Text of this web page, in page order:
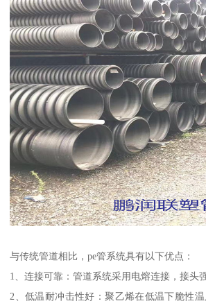
与传统管道相比，pe管系统具有以下优点：
1、连接可靠：管道系统采用电熔连接，接头
2、低温耐冲击性好：聚乙烯在低温下脆性